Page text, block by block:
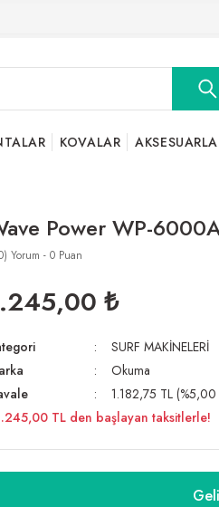
KOVALAR
Power WP-
Yorum - 0 Puan
₺
SURF MAKİNELERİ
Okuma
1.182,75 TL
TL den başlayan taksitlerle!